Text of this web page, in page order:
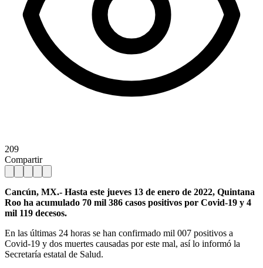
209
Compartir
Cancún, MX.- Hasta este jueves 13 de enero de 2022, Quintana
Roo ha acumulado 70 mil 386 casos positivos por Covid-19 y 4
mil 119 decesos.
En las últimas 24 horas se han confirmado mil 007 positivos a
Covid-19 y dos muertes causadas por este mal, así lo informó la
Secretaría estatal de Salud.